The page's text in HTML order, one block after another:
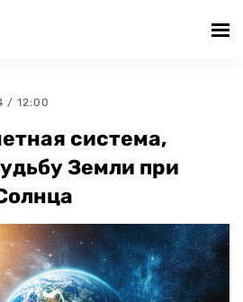
/ 12:00
система,
Земли при